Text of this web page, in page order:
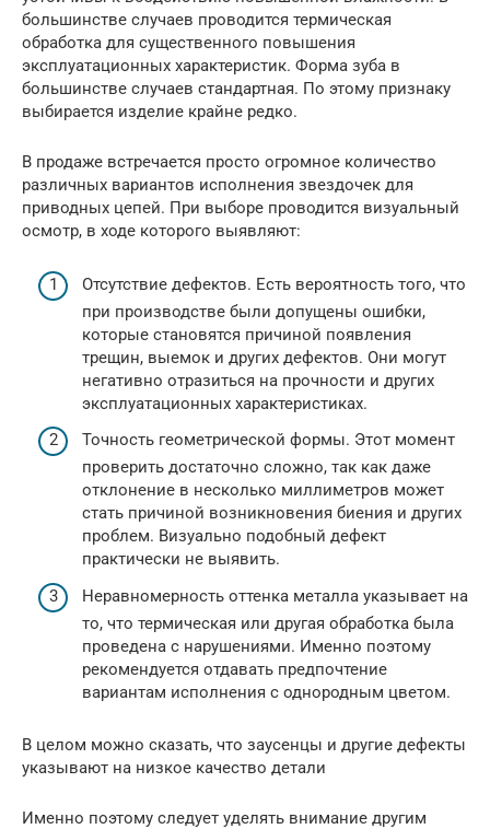
большинстве случаев проводится термическая
обработка для существенного повышения
эксплуатационных характеристик. Форма зуба в
большинстве случаев стандартная. По этому признаку
выбирается изделие крайне редко.
В продаже встречается просто огромное количество
различных вариантов исполнения звездочек для
приводных цепей. При выборе проводится визуальный
осмотр, в ходе которого выявляют:
Отсутствие дефектов. Есть вероятность того, что
при производстве были допущены ошибки,
которые становятся причиной появления
трещин, выемок и других дефектов. Они могут
негативно отразиться на прочности и других
эксплуатационных характеристиках.
Точность геометрической формы. Этот момент
проверить достаточно сложно, так как даже
отклонение в несколько миллиметров может
стать причиной возникновения биения и других
проблем. Визуально подобный дефект
практически не выявить.
Неравномерность оттенка металла указывает на
то, что термическая или другая обработка была
проведена с нарушениями. Именно поэтому
рекомендуется отдавать предпочтение
вариантам исполнения с однородным цветом.
В целом можно сказать, что заусенцы и другие дефекты
указывают на низкое качество детали
Именно поэтому следует уделять внимание другим